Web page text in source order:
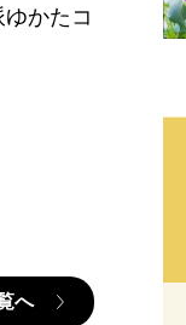
かたコ
へ